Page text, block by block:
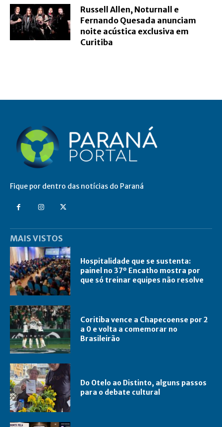
Russell Allen, Noturnall e
Fernando Quesada anunciam
noite acústica exclusiva em
Curitiba
Fique por dentro das notícias do Paraná
MAIS VISTOS
Hospitalidade que se sustenta:
painel no 37º Encatho mostra por
que só treinar equipes não resolve
Coritiba vence a Chapecoense por 2
a 0 e volta a comemorar no
Brasileirão
Do Otelo ao Distinto, alguns passos
para o debate cultural